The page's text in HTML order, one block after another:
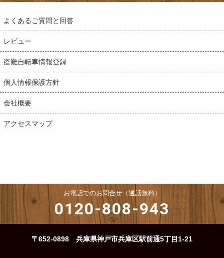
よくあるご質問と回答
レビュー
盗難自転車情報登録
個人情報保護方針
会社概要
アクセスマップ
お電話でのお問合せ（通話無料）
0120-808-943
〒652-0898 兵庫県神戸市兵庫区駅前通5丁目1-21